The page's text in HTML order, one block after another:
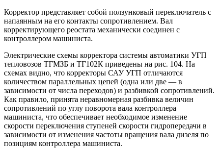
Корректор представляет собой ползунковый переключатель с
напаянным на его контакты сопротивлением. Вал
корректирующего реостата механически соединен с
контроллером машиниста.
Электрические схемы корректора системы автоматики УГП
тепловозов ТГМЗБ и ТГ102К приведены на рис. 104. На
схемах видно, что корректоры САУ УГП отличаются
количеством параллельных цепей (одна или две — в
зависимости от числа переходов) и разбивкой сопротивлений.
Как правило, принята неравномерная разбивка величин
сопротивлений по углу поворота вала контроллера
машиниста, что обеспечивает необходимое изменение
скорости переключения ступеней скорости гидропередачи в
зависимости от изменения частоты вращения вала дизеля по
позициям контроллера машиниста.